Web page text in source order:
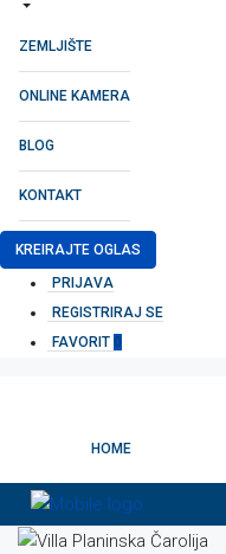
ZEMLJIŠTE
ONLINE KAMERA
BLOG
KONTAKT
KREIRAJTE OGLAS
PRIJAVA
REGISTRIRAJ SE
FAVORIT 0
HOME